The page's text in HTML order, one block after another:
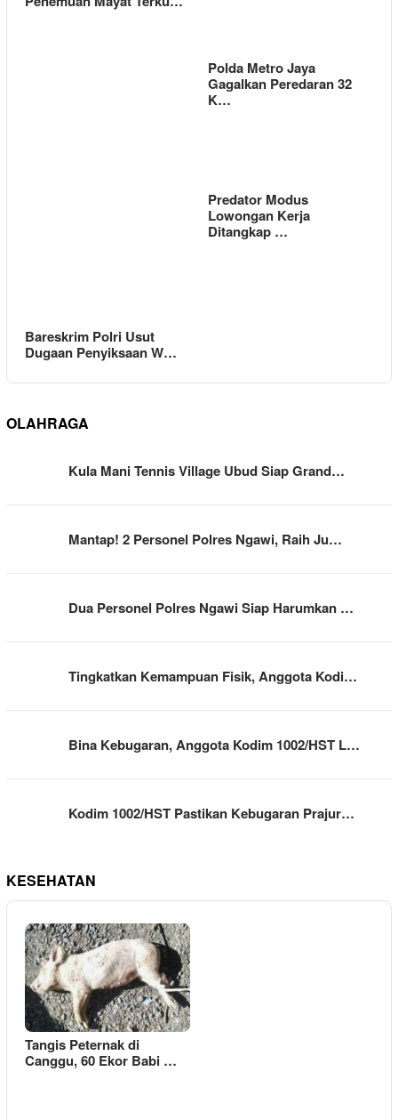
Polda Metro Jaya
Gagalkan Peredaran 32
K…
Bareskrim Polri Usut
Dugaan Penyiksaan W…
Predator Modus
Lowongan Kerja
Ditangkap …
OLAHRAGA
Kula Mani Tennis Village Ubud Siap Grand…
Mantap! 2 Personel Polres Ngawi, Raih Ju…
Dua Personel Polres Ngawi Siap Harumkan …
Tingkatkan Kemampuan Fisik, Anggota Kodi…
Bina Kebugaran, Anggota Kodim 1002/HST L…
Kodim 1002/HST Pastikan Kebugaran Prajur…
KESEHATAN
Tangis Peternak di
Canggu, 60 Ekor Babi …